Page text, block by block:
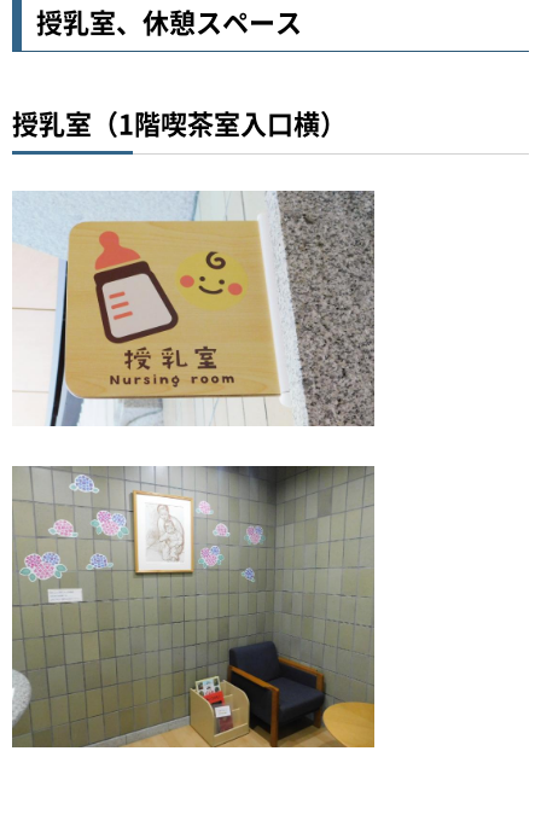
授乳室、休憩スペース
授乳室（1階喫茶室入口横）